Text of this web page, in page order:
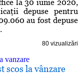
la 30 iunie 2020,
depuse pentru
au fost depuse
80 vizualizări
scos la vânzare